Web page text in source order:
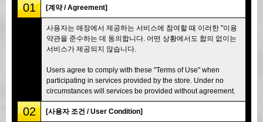
01 [계약 / Agreement]
사용자는 매장에서 제공하는 서비스에 참여할 때 이러한 "이용
약관을 준수하는 데 동의합니다. 어떤 상황에서도 합의 없이는
서비스가 제공되지 않습니다.
Users agree to comply with these "Terms of Use" when
participating in services provided by the store. Under no
circumstances will services be provided without agreement.
02 [사용자 조건 / User Condition]